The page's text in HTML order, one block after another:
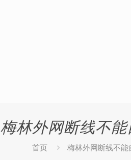
梅林外网断线不
首页 梅林外网断线不能